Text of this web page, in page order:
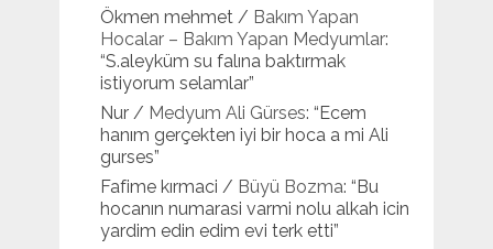
Ökmen mehmet/ Bakım Yapan
Hocalar – Bakım Yapan Medyumlar:
“S.aleyküm su falına baktırmak
istiyorum selamlar”
Nur/ Medyum Ali Gürses: “ Ecem
hanım gerçekten iyi bir hoca a mi Ali
gurses”
Fafime kırmaci / Büyü Bozma: “ Bu
hocanın numarasi varmi nolu alkah icin
yardim edin edim evi terk etti”